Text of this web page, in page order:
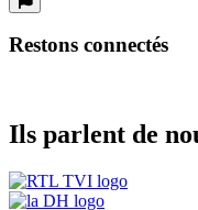
Restons connectés
Ils parlent de